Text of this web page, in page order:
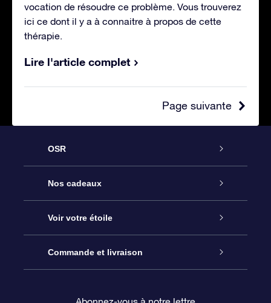
vocation de résoudre ce problème. Vous trouverez
ici ce dont il y a à connaitre à propos de cette
thérapie.
Lire l'article complet
Page suivante
OSR
Service
À propos de l’OSR
Nous contacter
Nos cadeaux
Cadeau d’étoile en ligne
Coffret cadeau OSR
Voir votre étoile
Registre des étoiles
Commande et livraison